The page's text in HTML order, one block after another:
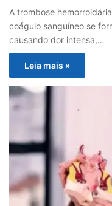
A trombose
coágulo sanguíneo se
causando dor intensa,…
Leia mais »